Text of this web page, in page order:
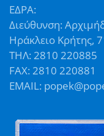
ΕΔΡΑ:
Διεύθυνση:
Ηράκλειο Κρήτης,
ΤΗΛ: 2810 220885
FAX: 2810 220881
EMAIL: